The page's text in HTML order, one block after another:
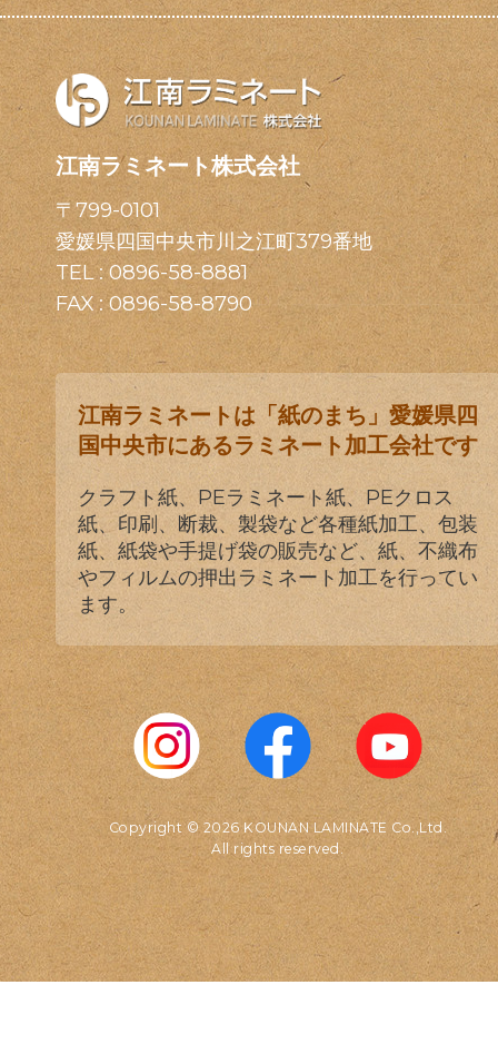
江南ラミネート株式会社
〒799-0101
愛媛県四国中央市川之江町379番地
TEL :0896-58-8881
FAX : 0896-58-8790
江南ラミネートは「紙のまち」愛媛県四
国中央市にあるラミネート加工会社です
クラフト紙、PEラミネート紙、PEクロス
紙、印刷、断裁、製袋など各種紙加工、包装
紙、紙袋や手提げ袋の販売など、紙、不織布
やフィルムの押出ラミネート加工を行ってい
ます。
Copyright © 2026 KOUNAN LAMINATE Co.,Ltd.
All rights reserved.